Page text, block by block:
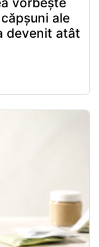
ale
devenit atât